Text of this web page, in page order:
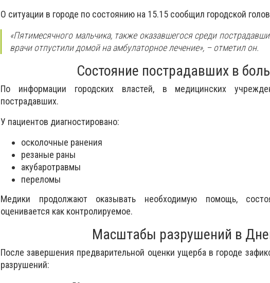
О ситуации в городе по состоянию на 15.15 сообщил городской
«Пятимесячного мальчика, также оказавшегося среди
врачи отпустили домой на амбулаторное лечение», –отметил он.
Состояние пострадавших в
По информации городских властей, в медицинских
пострадавших.
У пациентов диагностировано:
осколочные ранения
резаные раны
акубаротравмы
переломы
Медики продолжают оказывать необходимую помощь,
оценивается как контролируемое.
Масштабы разрушений в
После завершения предварительной оценки ущерба в городе
разрушений: